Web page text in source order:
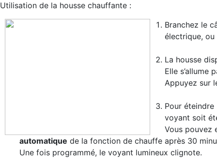
Utilisation de la housse chauffante :
Branchez le
électrique,
La housse
Elle s’allume
Appuyez sur
Pour
voyant soit
Vous pouvez
automatique de la fonction de chauffe après 30
Une fois programmé, le voyant lumineux clignote.